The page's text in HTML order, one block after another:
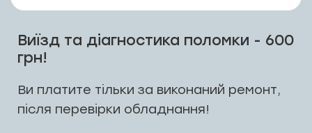
Виїзд та діагностика поломки - 600
грн!
Ви платите тільки за виконаний ремонт,
після перевірки обладнання!
СПІВПРАЦЯ
+38-097-845-12-79 +38-093-147-27-29